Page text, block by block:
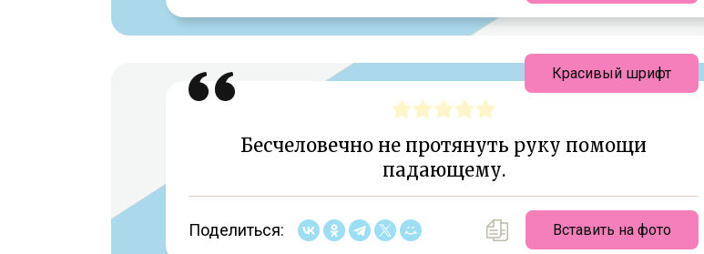
Бесчеловечно не протянуть руку помощи
падающему.
Поделиться: Вставить на фото
Красивый шрифт